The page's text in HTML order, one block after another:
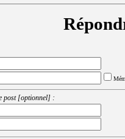
post [optionnel] :